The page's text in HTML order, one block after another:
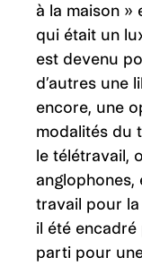
à la maison
qui était un
est devenu
d’autres une
encore, une
modalités du
le télétravail,
travail pour
il été encadré
parti pour